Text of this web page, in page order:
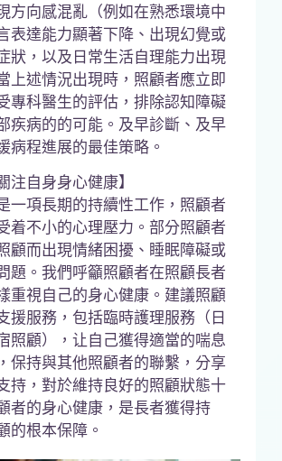
方向感混亂（例如在熟悉環境中
表達能力顯著下降、出現幻覺或
狀，以及日常生活自理能力出現
上述情況出現時，照顧者應立即
專科醫生的評估，排除認知障礙
疾病的的可能。及早診斷、及早
病程進展的最佳策略。
注自身身心健康】
一項長期的持續性工作，照顧者
着不小的心理壓力。部分照顧者
顧而出現情緒困擾、睡眠障礙或
題。我們呼籲照顧者在照顧長者
重視自己的身心健康。建議照顧
援服務，包括臨時護理服務（日
照顧），让自己獲得適當的喘息
保持與其他照顧者的聯繫，分享
持，對於維持良好的照顧狀態十
者的身心健康，是長者獲得持
的根本保障。